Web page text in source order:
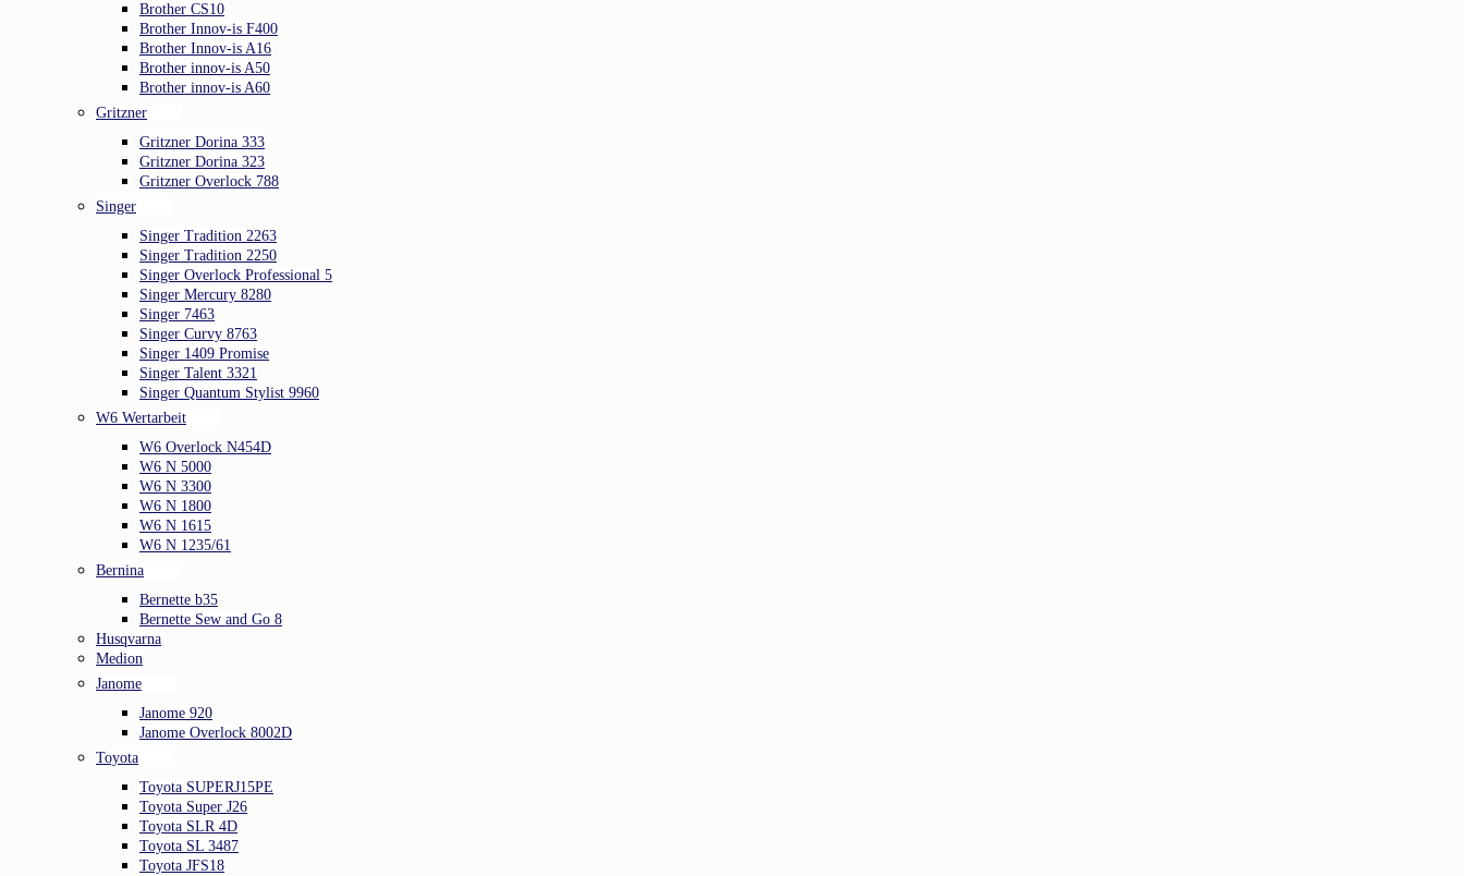
Brother CS10
Brother Innov-is F400
Brother Innov-is A16
Brother innov-is A50
Brother innov-is A60
Gritzner
Gritzner Dorina 333
Gritzner Dorina 323
Gritzner Overlock 788
Singer
Singer Tradition 2263
Singer Tradition 2250
Singer Overlock Professional 5
Singer Mercury 8280
Singer 7463
Singer Curvy 8763
Singer 1409 Promise
Singer Talent 3321
Singer Quantum Stylist 9960
W6 Wertarbeit
W6 Overlock N454D
W6 N 5000
W6 N 3300
W6 N 1800
W6 N 1615
W6 N 1235/61
Bernina
Bernette b35
Bernette Sew and Go 8
Husqvarna
Medion
Janome
Janome 920
Janome Overlock 8002D
Toyota
Toyota SUPERJ15PE
Toyota Super J26
Toyota SLR 4D
Toyota SL 3487
Toyota JFS18